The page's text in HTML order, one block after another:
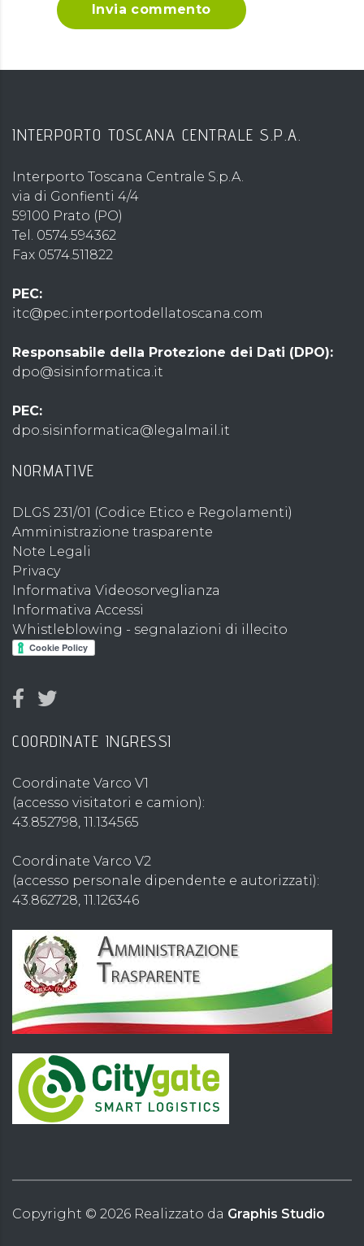
Invia commento
INTERPORTO TOSCANA CENTRALE S.P.A.
Interporto Toscana Centrale S.p.A.
via di Gonfienti 4/4
59100 Prato (PO)
Tel. 0574.594362
Fax 0574.511822
PEC:
itc@pec.interportodellatoscana.com
Responsabile della Protezione dei Dati (DPO):
dpo@sisinformatica.it
PEC:
dpo.sisinformatica@legalmail.it
NORMATIVE
DLGS 231/01 (Codice Etico e Regolamenti)
Amministrazione trasparente
Note Legali
Privacy
Informativa Videosorveglianza
Informativa Accessi
Whistleblowing - segnalazioni di illecito
COORDINATE INGRESSI
Coordinate Varco V1
(accesso visitatori e camion):
43.852798, 11.134565
Coordinate Varco V2
(accesso personale dipendente e autorizzati):
43.862728, 11.126346
Copyright © 2026 Realizzato da Graphis Studio